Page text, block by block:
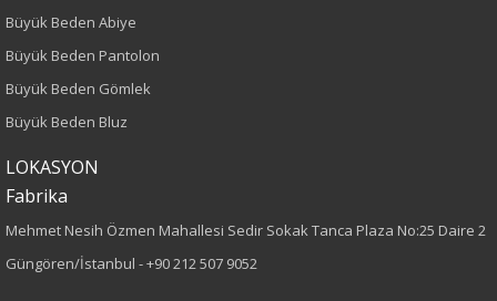
Kumaş Tipi
Örme
Desen
Kumaş
Büyük Beden Abiye
Büyük Beden Pantolon
Büyük Beden Gömlek
Büyük Beden Bluz
LOKASYON
Fabrika
Mehmet Nesih Özmen Mahallesi Sedir Sokak Tanca Plaza No:25 Daire 2
Güngören/İstanbul -+90 212 507 9052